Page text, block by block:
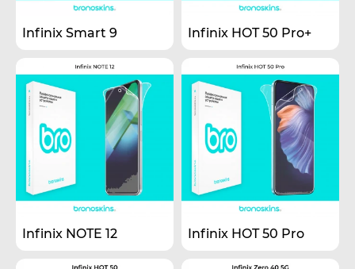
Infinix Smart 9 Infinix HOT 50 Pro+
Infinix NOTE 12 Infinix HOT 50 Pro